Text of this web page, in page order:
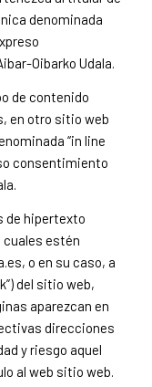
denominada
Oibarko Udala.
de contenido
en otro sitio web
“in line
consentimiento
de hipertexto
estén
o en su caso, a
del sitio web,
aparezcan en
direcciones
y riesgo aquel
al web sitio web.